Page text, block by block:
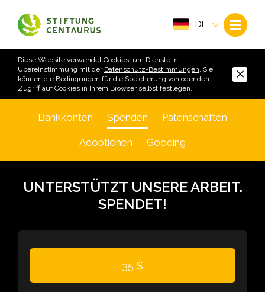
DE
Diese Website verwendet Cookies, um Dienste in
Übereinstimmung mit der Datenschutz-Bestimmungen. Sie
können die Bedingungen für die Speicherung von oder den
Zugriff auf Cookies in Ihrem Browser selbst festlegen.
Bankkonten Spenden Patenschaften
Adoptionen Gooding
UNTERSTÜTZT UNSERE ARBEIT.
SPENDET!
35 $